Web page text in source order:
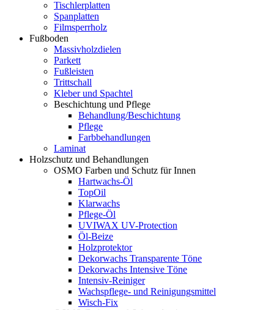
Tischlerplatten
Spanplatten
Filmsperrholz
Fußboden
Massivholzdielen
Parkett
Fußleisten
Trittschall
Kleber und Spachtel
Beschichtung und Pflege
Behandlung/Beschichtung
Pflege
Farbbehandlungen
Laminat
Holzschutz und Behandlungen
OSMO Farben und Schutz für Innen
Hartwachs-Öl
TopOil
Klarwachs
Pflege-Öl
UVIWAX UV-Protection
Öl-Beize
Holzprotektor
Dekorwachs Transparente Töne
Dekorwachs Intensive Töne
Intensiv-Reiniger
Wachspflege- und Reinigungsmittel
Wisch-Fix